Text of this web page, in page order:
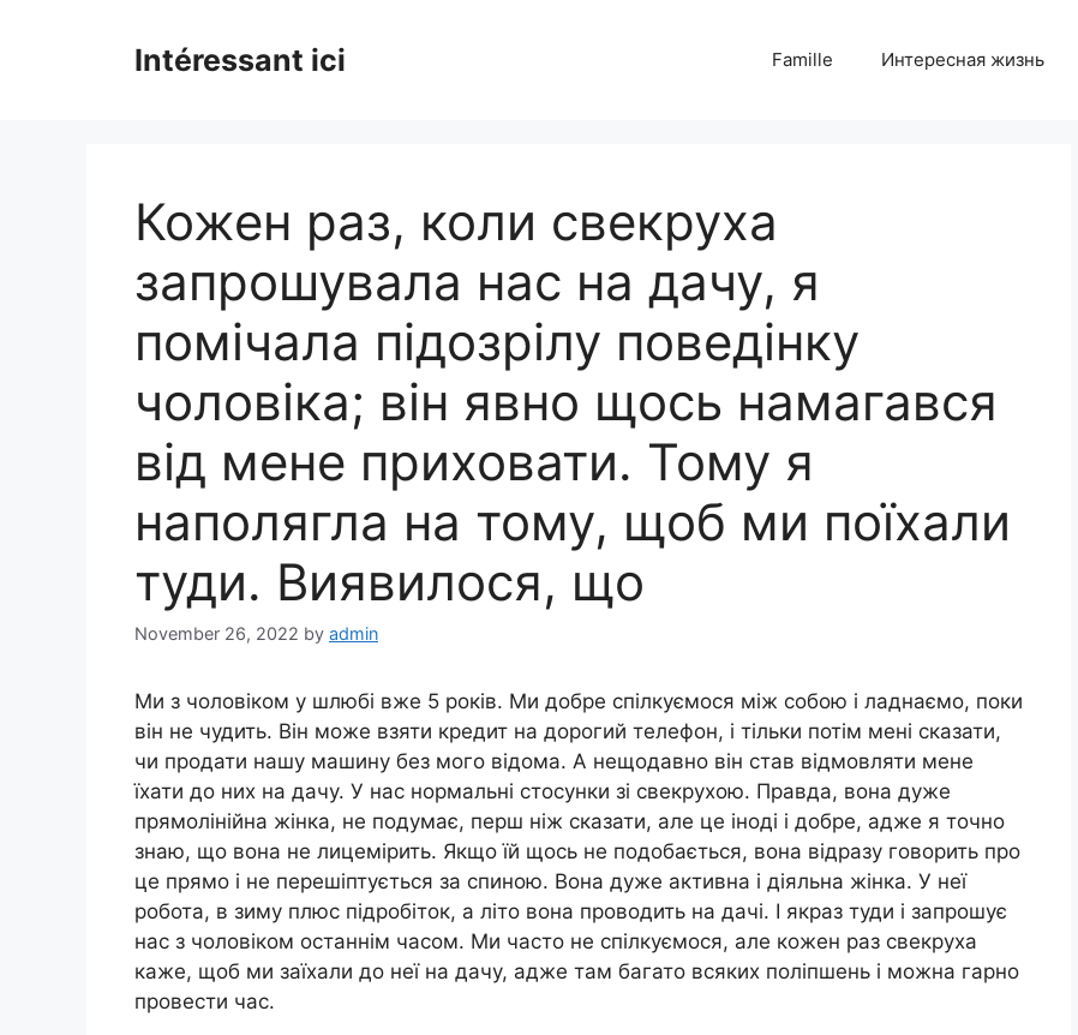
Intéressant ici Famille Интересная жизнь
Кожен раз, коли свекруха
запрошувала нас на дачу, я
помічала підозрілу поведінку
чоловіка; він явно щось намагався
від мене приховати. Тому я
наполягла на тому, щоб ми поїхали
туди. Виявилося, що
November 26, 2022 by admin
Ми з чоловіком у шлюбі вже 5 років. Ми добре спілкуємося між собою і ладнаємо, поки
він не чудить. Він може взяти кредит на дорогий телефон, і тільки потім мені сказати,
чи продати нашу машину без мого відома. А нещодавно він став відмовляти мене
їхати до них на дачу. У нас нормальні стосунки зі свекрухою. Правда, вона дуже
прямолінійна жінка, не подумає, перш ніж сказати, але це іноді і добре, адже я точно
знаю, що вона не лицемірить. Якщо їй щось не подобається, вона відразу говорить про
це прямо і не перешіптується за спиною. Вона дуже активна і діяльна жінка. У неї
робота, в зиму плюс підробіток, а літо вона проводить на дачі. І якраз туди і запрошує
нас з чоловіком останнім часом. Ми часто не спілкуємося, але кожен раз свекруха
каже, щоб ми заїхали до неї на дачу, адже там багато всяких поліпшень і можна гарно
провести час.